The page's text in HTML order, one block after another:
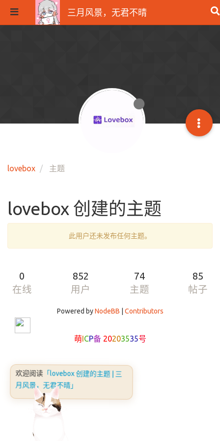
三月风景，无君不晴
lovebox 主题
lovebox 创建的主题
此用户还未发布任何主题。
0
在线
852
用户
74
主题
85
帖子
Powered byNodeBB Contributors
萌ICP备 20203535号
欢迎阅读 「lovebox 创建的主题 | 三
月风景，无君不晴」